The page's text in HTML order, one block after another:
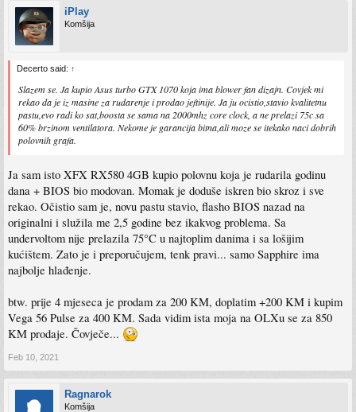
iPlay
Komšija
Decerto said: ↑
Slazem se. Ja kupio Asus turbo GTX 1070 koja ima blower fan dizajn. Covjek mi
rekao da je iz masine za rudarenje i prodao jeftinije. Ja ju ocistio,stavio kvalitetnu
pastu,evo radi ko sat,boosta se sama na 2000mhz core clock, a ne prelazi 75c sa
60% brzinom ventilatora. Nekome je garancija bitna,ali moze se itekako naci dobrih
polovnih grafa.
Ja sam isto XFX RX580 4GB kupio polovnu koja je rudarila godinu
dana + BIOS bio modovan. Momak je doduše iskren bio skroz i sve
rekao. Očistio sam je, novu pastu stavio, flasho BIOS nazad na
originalni i služila me 2,5 godine bez ikakvog problema. Sa
undervoltom nije prelazila 75°C u najtoplim danima i sa lošijim
kućištem. Zato je i preporučujem, tenk pravi... samo Sapphire ima
najbolje hlađenje.
btw. prije 4 mjeseca je prodam za 200 KM, doplatim +200 KM i kupim
Vega 56 Pulse za 400 KM. Sada vidim ista moja na OLXu se za 850
KM prodaje. Čovječe...
Feb 10, 2021
Ragnarok
Komšija